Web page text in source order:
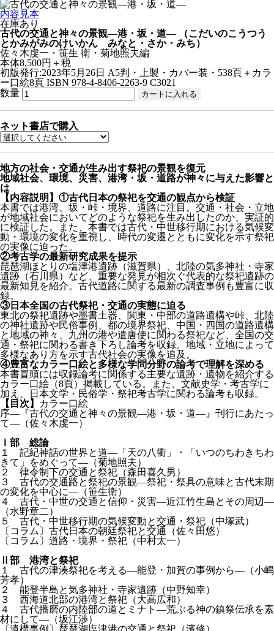
内容見本
在庫あり
古代の交通と神々の景観—港・坂・道—
（こだいのこうつう
とかみがみのけいかん みなと・さか・みち）
佐々木虔一・笹生 衛・菊地照夫編
本体8,500円＋税
初版発行:2023年5月26日 A5判・上製・カバー装・538頁＋カラ
ー口絵8頁 ISBN 978-4-8406-2263-9 C3021
数量
ネット書店で購入
地方の社会・交通が生み出す祭祀の景観を復元
地域社会、環境、災害、港湾・坂・道路が神々に与えた影響と
は
【内容説明】 ①古代日本の祭祀を交通の観点から検証
本書では港湾、坂・峠・境界、道路に注目。交通・社会・立地
が地域社会においてどのような祭祀を生み出したのか、実証的
に検証した。また、本書では古代・中世移行期における気候変
動・環境の変化を重視し、時代の変遷とともに変化を示す祭祀
の実像に迫った。
②考古学の最新研究成果を提示
琵琶湖ほとりの塩津港遺跡（滋賀県）、北陸の気多神社・寺家
遺跡（石川県）など、重要な発見が相次ぐ代表的な祭祀遺跡の
最新知見を紹介。古代道路に関する最新の調査事例も豊富に収
録。
③日本全国の古代祭祀・交通の実態に迫る
東北の祭祀遺跡や墨書土器、関東・中部の道路遺構や峠、北陸
の神社遺跡や民俗事例、都の境界祭祀、中国・四国の道路遺構
と地域の神々、九州の港や遣唐使に関わる祭祀など、全国の交
通・祭祀に関わる書き下ろし論考を収録。地域・立地によって
多様なあり方を示す古代社会の実像を追及。
④豊富なカラー口絵と多様な学問分野の論考で理解を深める
本書冒頭には収録論考に関係する主要な遺跡・遺物を紹介する
カラー口絵（8頁）掲載している。また、文献史学・考古学に
加え、日本文学・民俗学・祭祀考古学に関わる論考も収録。
【目次】
カラー口絵
序—『古代の交通と神々の景観—港・坂・道—』刊行にあたっ
て—（佐々木虔一）
Ⅰ部 総論
１ 記紀神話の世界と道—「天の八衢」・「いつのちわきちわ
きて」をめぐって—（菊地照夫）
２ 律令制下の交通と祭祀（森田喜久男）
３ 古代の交通路と祭祀の景観—祭祀・祭具の意味と古代末期
の変化を中心に—（笹生衛）
４ 古代・中世の交通と信仰・災害—近江竹生島とその周辺—
（水野章二）
５ 古代・中世移行期の気候変動と交通・祭祀（中塚武）
〔コラム〕古代日本の朝廷祭祀と交通（佐々田悠）
〔コラム〕道路・境界・祭祀（中村太一）
Ⅱ部 港湾と祭祀
１ 古代の津湊祭祀を考える—能登・加賀の事例から—（小嶋
芳孝）
２ 能登半島と気多神社・寺家遺跡（中野知幸）
３ 西海道北部の港湾と祭祀（大高広和）
４ 古代播磨の内陸部の道とミナト—荒ぶる神の鎮祭伝承を素
材にして—（坂江渉）
〔遺構事例〕琵琶湖塩津港の交通と祭祀（濱修）